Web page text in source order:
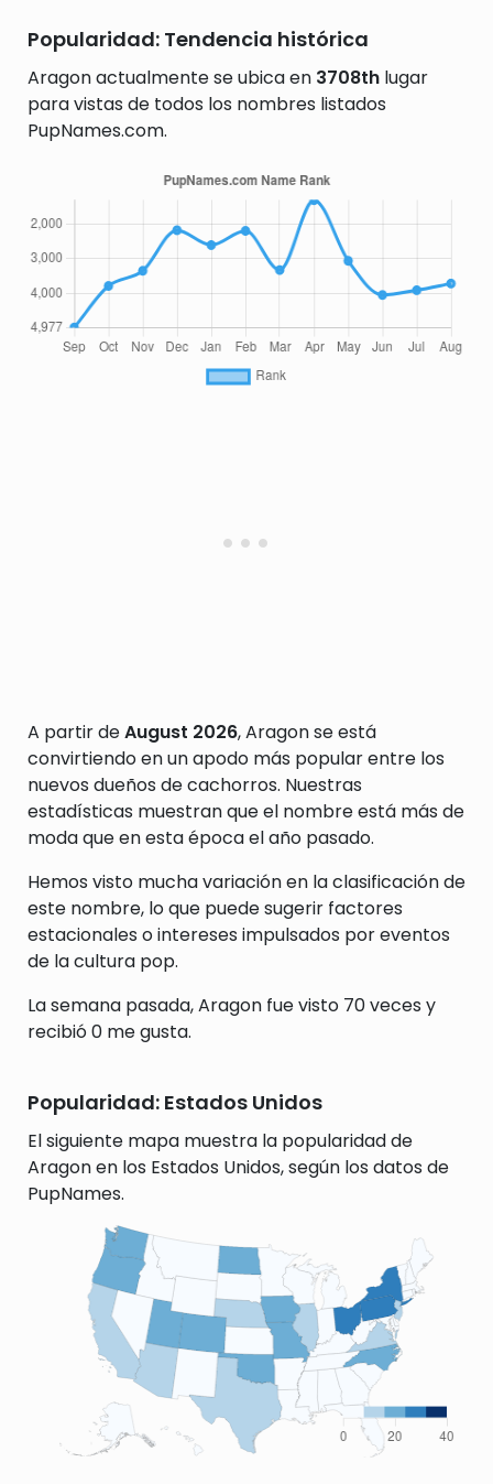
Popularidad: Tendencia histórica
Aragon actualmente se ubica en 3708th lugar
para vistas de todos los nombres listados
PupNames.com.
A partir deAugust 2026, Aragon se está
convirtiendo en un apodo más popular entre los
nuevos dueños de cachorros. Nuestras
estadísticas muestran que el nombre está más de
moda que en esta época el año pasado.
Hemos visto mucha variación en la clasificación de
este nombre, lo que puede sugerir factores
estacionales o intereses impulsados por eventos
de la cultura pop.
La semana pasada, Aragon fue visto 70 veces y
recibió 0 me gusta.
Popularidad: Estados Unidos
El siguiente mapa muestra la popularidad de
Aragon en los Estados Unidos, según los datos de
PupNames.